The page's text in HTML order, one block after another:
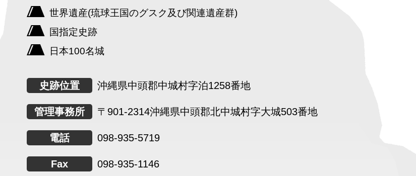
世界遺産(琉球王国のグスク及び関連遺産群)
国指定史跡
日本100名城
史跡位置 沖縄県中頭郡中城村字泊1258番地
管理事務所 〒901-2314沖縄県中頭郡北中城村字大城503番地
電話 098-935-5719
Fax 098-935-1146